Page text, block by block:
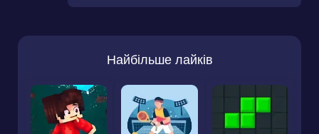
Найбільше лайків